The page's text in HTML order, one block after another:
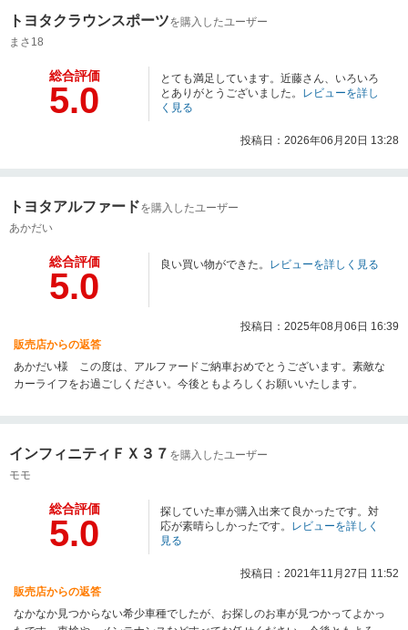
トヨタクラウンスポーツを購入したユーザー
まさ18
総合評価
5.0
とても満足しています。近藤さん、いろいろ
とありがとうございました。 レビューを詳し
く見る
投稿日：2026年06月20日 13:28
トヨタアルファードを購入したユーザー
あかだい
総合評価
5.0
良い買い物ができた。 レビューを詳しく見る
投稿日：2025年08月06日 16:39
販売店からの返答
あかだい様 この度は、アルファードご納車おめでとうございます。素敵な
カーライフをお過ごしください。今後ともよろしくお願いいたします。
インフィニティＦＸ３７ を購入したユーザー
モモ
総合評価
5.0
探していた車が購入出来て良かったです。対
応が素晴らしかったです。 レビューを詳しく
見る
投稿日：2021年11月27日 11:52
販売店からの返答
なかなか見つからない希少車種でしたが、お探しのお車が見つかってよかっ